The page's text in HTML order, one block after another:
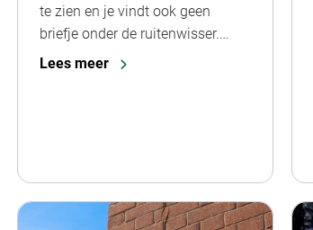
te zien en je vindt ook geen
briefje onder de ruitenwisser.…
Lees meer